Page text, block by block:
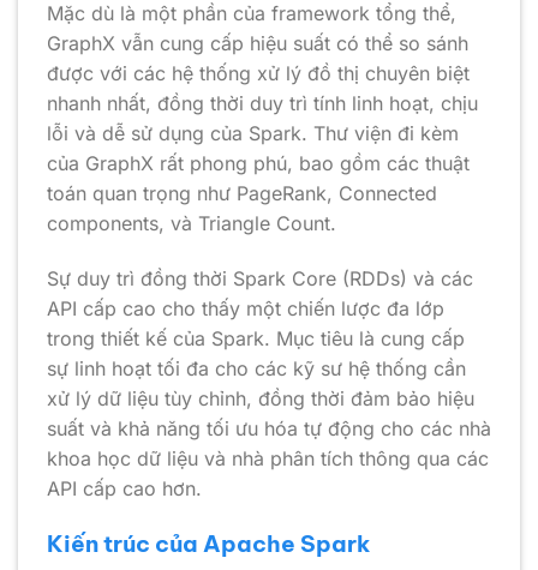
Mặc dù là một phần của framework tổng thể,
GraphX vẫn cung cấp hiệu suất có thể so sánh
được với các hệ thống xử lý đồ thị chuyên biệt
nhanh nhất, đồng thời duy trì tính linh hoạt, chịu
lỗi và dễ sử dụng của Spark. Thư viện đi kèm
của GraphX rất phong phú, bao gồm các thuật
toán quan trọng như PageRank, Connected
components, và Triangle Count.
Sự duy trì đồng thời Spark Core (RDDs) và các
API cấp cao cho thấy một chiến lược đa lớp
trong thiết kế của Spark. Mục tiêu là cung cấp
sự linh hoạt tối đa cho các kỹ sư hệ thống cần
xử lý dữ liệu tùy chỉnh, đồng thời đảm bảo hiệu
suất và khả năng tối ưu hóa tự động cho các nhà
khoa học dữ liệu và nhà phân tích thông qua các
API cấp cao hơn.
Kiến trúc của Apache Spark